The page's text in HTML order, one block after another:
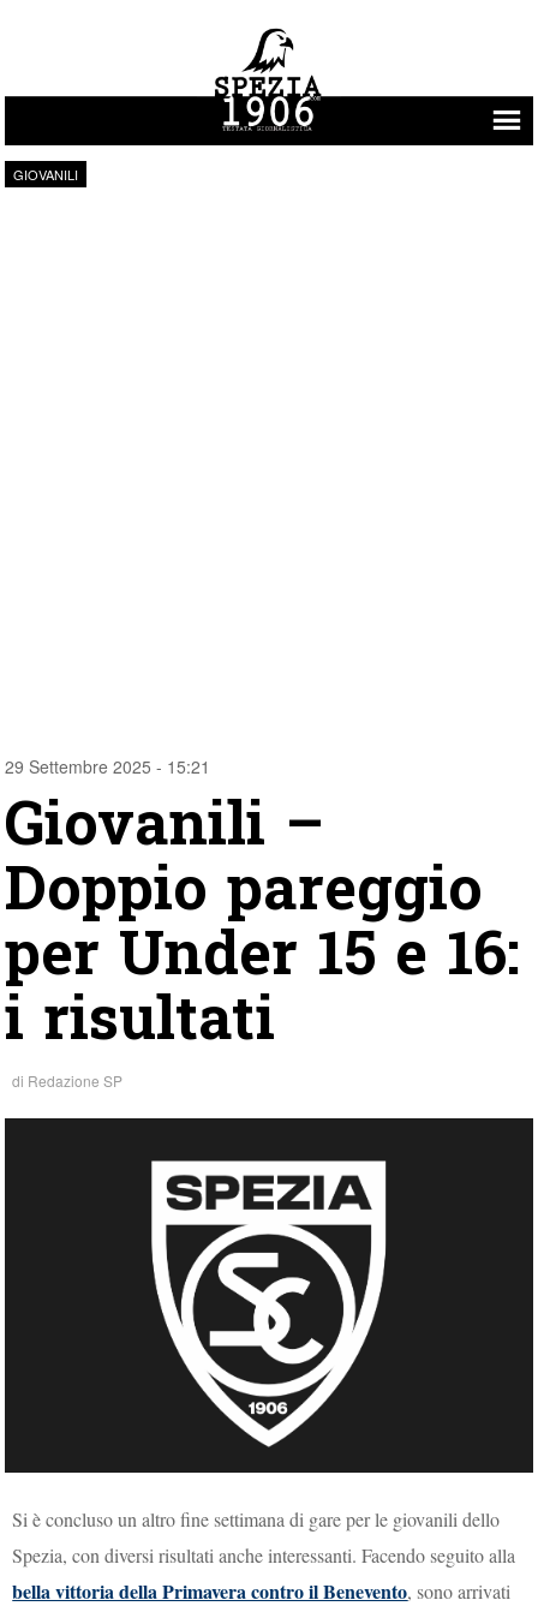
Vai al contenuto
GIOVANILI
29 Settembre 2025 - 15:21
Giovanili –
Doppio pareggio
per Under 15 e 16:
i risultati
di Redazione SP
Si è concluso un altro fine settimana di gare per le giovanili dello
Spezia, con diversi risultati anche interessanti. Facendo seguito alla
bella vittoria della Primavera contro il Benevento, sono arrivati